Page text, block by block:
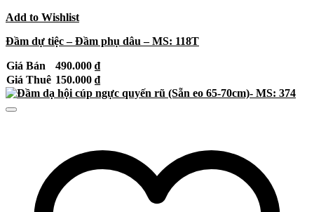
Add to Wishlist
Đầm dự tiệc – Đầm phụ dâu – MS: 118T
Giá Bán 490.000 ₫
Giá Thuê 150.000 ₫